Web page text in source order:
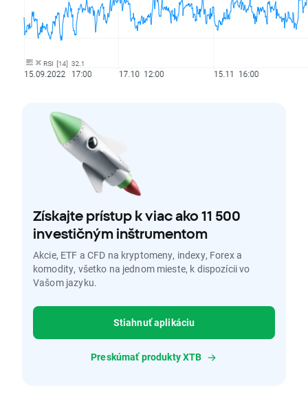
Získajte prístup k viac ako 11 500
investičným inštrumentom
Akcie, ETF a CFD na kryptomeny, indexy, Forex a
komodity, všetko na jednom mieste, k dispozícii vo
Vašom jazyku.
Stiahnuť aplikáciu
Preskúmať produkty XTB